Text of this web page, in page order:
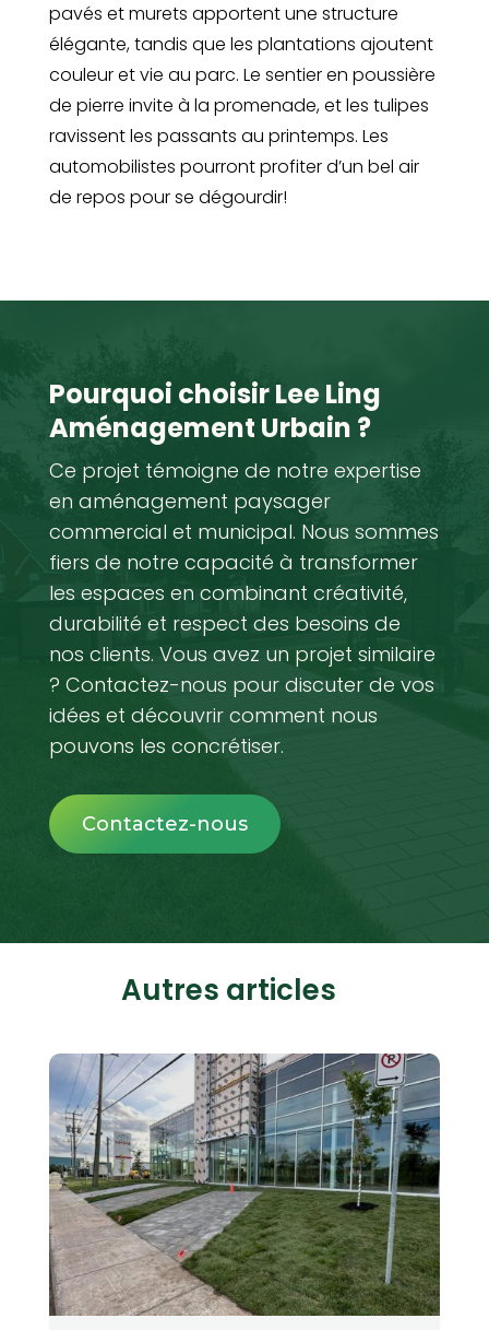
pavés et murets apportent une structure
élégante, tandis que les plantations ajoutent
couleur et vie au parc. Le sentier en poussière
de pierre invite à la promenade, et les tulipes
ravissent les passants au printemps. Les
automobilistes pourront profiter d’un bel air
de repos pour se dégourdir!
Pourquoi choisir Lee Ling
Aménagement Urbain ?
Ce projet témoigne de notre expertise
en aménagement paysager
commercial et municipal. Nous sommes
fiers de notre capacité à transformer
les espaces en combinant créativité,
durabilité et respect des besoins de
nos clients. Vous avez un projet similaire
? Contactez-nous pour discuter de vos
idées et découvrir comment nous
pouvons les concrétiser.
Contactez-nous
Autres articles